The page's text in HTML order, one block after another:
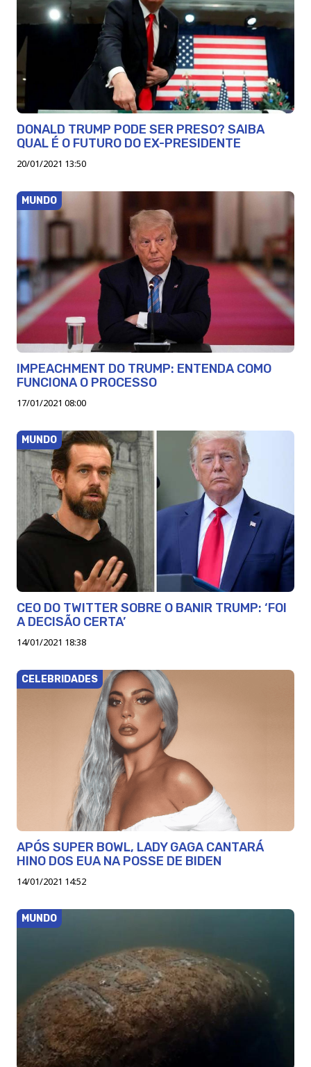
DONALD TRUMP PODE SER PRESO? SAIBA
QUAL É O FUTURO DO EX-PRESIDENTE
20/01/2021 13:50
MUNDO
IMPEACHMENT DO TRUMP: ENTENDA COMO
FUNCIONA O PROCESSO
17/01/2021 08:00
MUNDO
CEO DO TWITTER SOBRE O BANIR TRUMP: ‘FOI
A DECISÃO CERTA’
14/01/2021 18:38
CELEBRIDADES
APÓS SUPER BOWL, LADY GAGA CANTARÁ
HINO DOS EUA NA POSSE DE BIDEN
14/01/2021 14:52
MUNDO